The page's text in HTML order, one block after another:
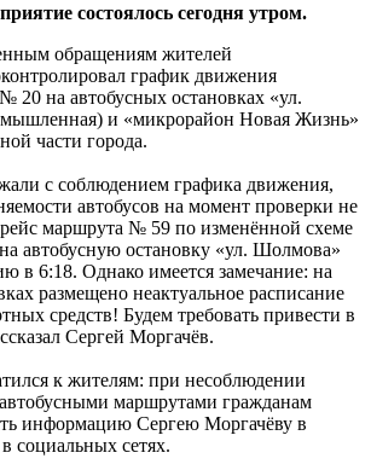
состоялось сегодня утром.
обращениям жителей
график движения
на автобусных остановках «ул.
и «микрорайон Новая Жизнь»
части города.
с соблюдением графика движения,
автобусов на момент проверки не
маршрута № 59 по изменённой схеме
автобусную остановку «ул. Шолмова»
в 6:18. Однако имеется замечание: на
размещено неактуальное расписание
средств! Будем требовать привести в
Сергей Моргачёв.
к жителям: при несоблюдении
маршрутами гражданам
информацию Сергею Моргачёву в
социальных сетях.